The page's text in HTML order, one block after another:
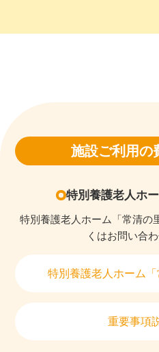
施設ご利用の
特別養護老人ホ
特別養護老人ホーム「常清の
くはお問い合
特別養護老人ホーム
重要事項